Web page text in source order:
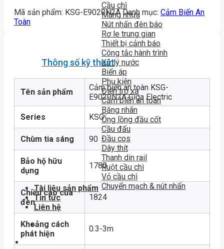
Cầu chì
Máng nhựa
Nút nhấn đèn báo
Rơ le trung gian
Thiết bị cảnh báo
Công tắc hành trình
Xử lý nước
Biến áp
Phụ kiện
Điện trở xả
Cảm biến an toàn
Băng nhãn
Ống lồng đầu cốt
Cầu đấu
Đầu cos
Dây thít
Thanh din rail
Ruột cầu chì
Vỏ cầu chì
Chuyển mạch & nút nhấn
Tài liệu sản phẩm
Tin tức
Liên hệ
Mã sản phẩm: KSG-E9020N2A Danh mục: Cảm Biến An
Toàn
Thông số kỹ thuật
Tên sản phẩm
Cảm biến an toàn KSG-
E9020N2A Giga Electric
Series KSG
Chùm tia sáng 90
Bảo hộ hữu
dụng
1780
Chiều cao của
đèn
1824
Khoảng cách
phát hiện
0.3-3m